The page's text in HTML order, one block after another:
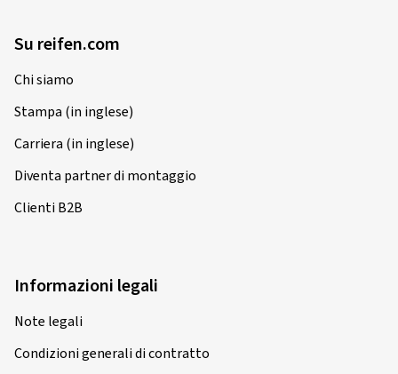
Su reifen.com
Chi siamo
Stampa (in inglese)
Carriera (in inglese)
Diventa partner di montaggio
Clienti B2B
Informazioni legali
Note legali
Condizioni generali di contratto